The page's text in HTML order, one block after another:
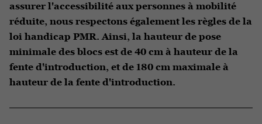
assurer l'accessibilité aux personnes à mobilité
réduite, nous respectons également les règles de la
loi handicap PMR. Ainsi, la hauteur de pose
minimale des blocs est de 40 cm à hauteur de la
fente d'introduction, et de 180 cm maximale à
hauteur de la fente d'introduction.